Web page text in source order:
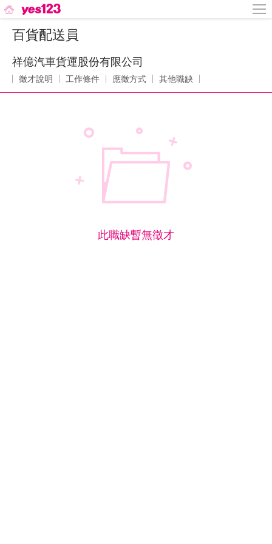
百貨配送員
祥億汽車貨運股份有限公司
徵才說明 工作條件 應徵方式 其他職缺
此職缺暫無徵才